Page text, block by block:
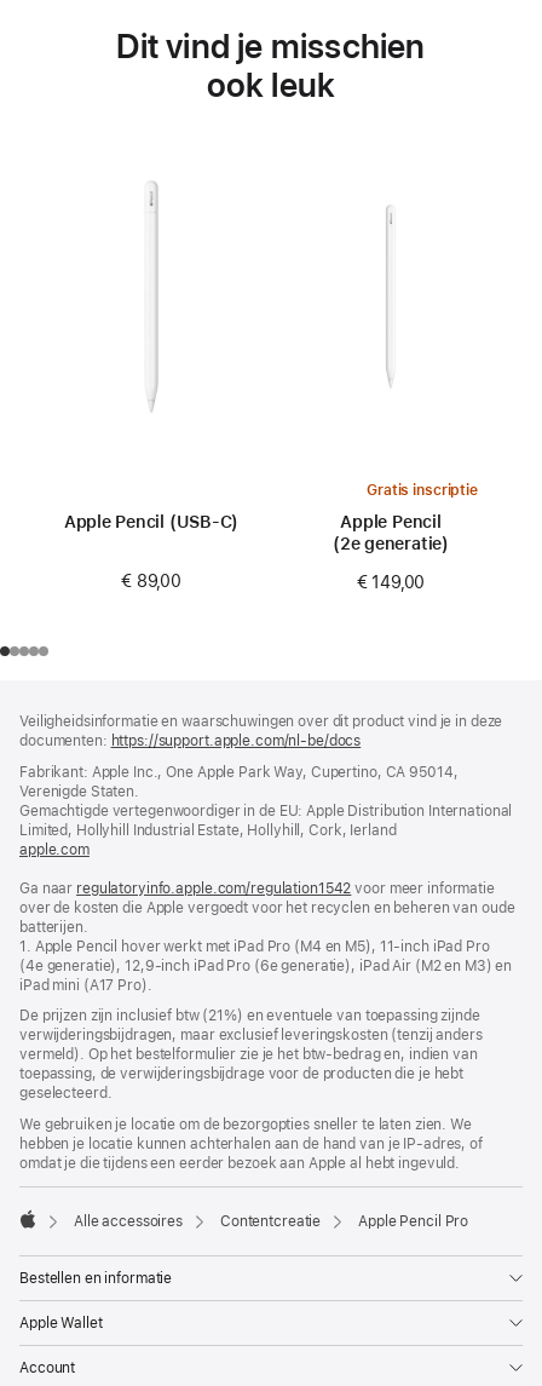
Dit vind je misschien
ook leuk
Apple Pencil (USB-C)
€ 89,00
Gratis inscriptie
Apple Pencil
(2e generatie)
€ 149,00
Veiligheidsinformatie en waarschuwingen over dit product vind je in deze
documenten: https://support.apple.com/nl-be/docs
nieuw
geopend)
Fabrikant: Apple Inc., One Apple Park Way, Cupertino, CA 95014,
Verenigde Staten.
Gemachtigde vertegenwoordiger in de EU: Apple Distribution International
Limited, Hollyhill Industrial Estate, Hollyhill, Cork, Ierland
apple.com(wordt
nieuw
venster
Ga naar regulatoryinfo.apple.com/regulation1542 (wordt
in
venster
geopend)
voor meer informatie
over de kosten die Apple vergoedt voor het recyclen en beheren van oude
batterijen.
1. Apple Pencil hover werkt met iPad Pro (M4 en M5), 11‑inch iPad Pro
(4e generatie), 12,9‑inch iPad Pro (6e generatie), iPad Air (M2 en M3) en
iPad mini (A17 Pro).
De prijzen zijn inclusief btw (21%) en eventuele van toepassing zijnde
verwijderingsbijdragen, maar exclusief leveringskosten (tenzij anders
vermeld). Op het bestelformulier zie je het btw-bedrag en, indien van
toepassing, de verwijderingsbijdrage voor de producten die je hebt
geselecteerd.
We gebruiken je locatie om de bezorgopties sneller te laten zien. We
hebben je locatie kunnen achterhalen aan de hand van je IP-adres, of
omdat je die tijdens een eerder bezoek aan Apple al hebt ingevuld.
Alle accessoires Content­creatie Apple Pencil Pro
Bestellen en informatie
Apple Wallet
Account